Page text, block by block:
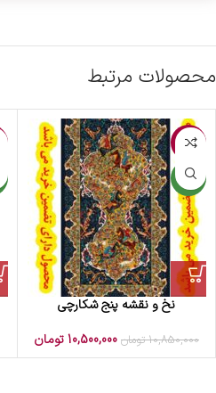
محصولات مرتبط
-3%
جدید
نخ و نقشه پنج شکارچی
10,850,000 تومان 10,500,000تومان